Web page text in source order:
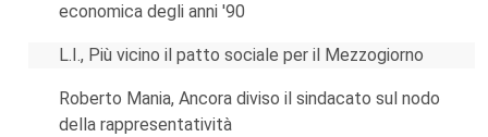
economica degli anni '90
L.I., Più vicino il patto sociale per il Mezzogiorno
Roberto Mania, Ancora diviso il sindacato sul nodo
della rappresentatività